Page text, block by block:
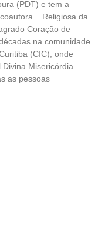
(PDT) e tem a
Religiosa da
Coração de
na comunidade
(CIC), onde
Misericórdia
as pessoas